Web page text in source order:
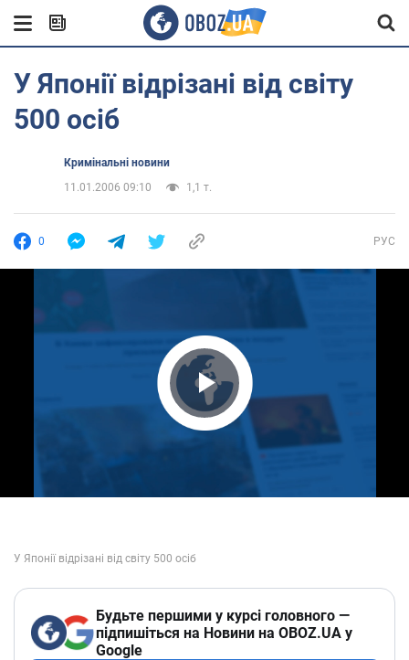
У Японії відрізані від світу
500 осіб
Кримінальні новини
11.01.2006 09:10
1,1 т.
0 РУС
Play Video
Будьте першими у курсі головного —
підпишіться на Новини на OBOZ.UA у
Google